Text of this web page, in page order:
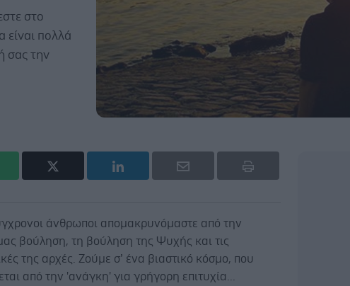
στο
είναι πολλά
σας την
άνθρωποι απομακρυνόμαστε από την
βούληση, τη βούληση της Ψυχής και τις
της αρχές. Ζούμε σ’ ένα βιαστικό κόσμο, που
από την 'ανάγκη' για γρήγορη επιτυχία...